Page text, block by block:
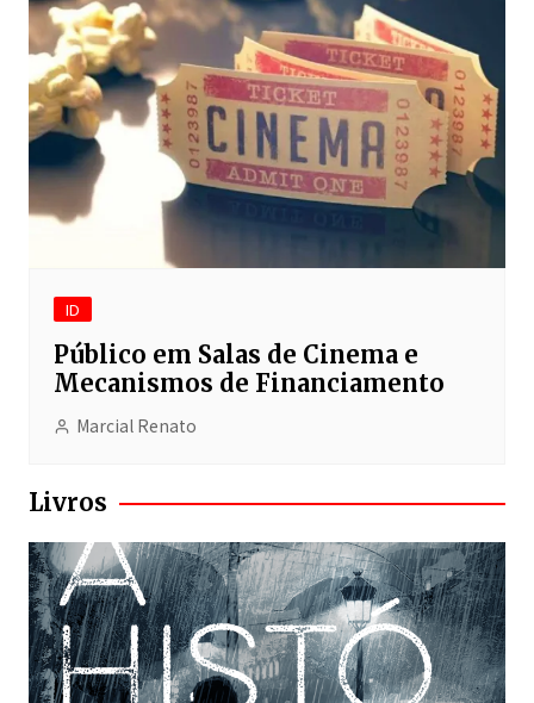
ID
Público em Salas de Cinema e
Mecanismos de Financiamento
Marcial Renato
Livros